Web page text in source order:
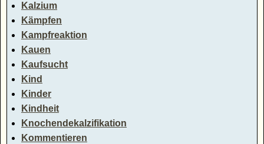
Kalzium
Kämpfen
Kampfreaktion
Kauen
Kaufsucht
Kind
Kinder
Kindheit
Knochendekalzifikation
Kommentieren